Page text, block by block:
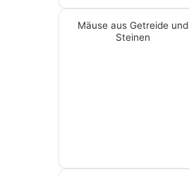
Mäuse aus Getreide und
Steinen